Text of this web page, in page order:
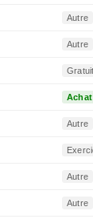
Autre
Autre
Gratuit
Achat
Autre
Autre
Autre